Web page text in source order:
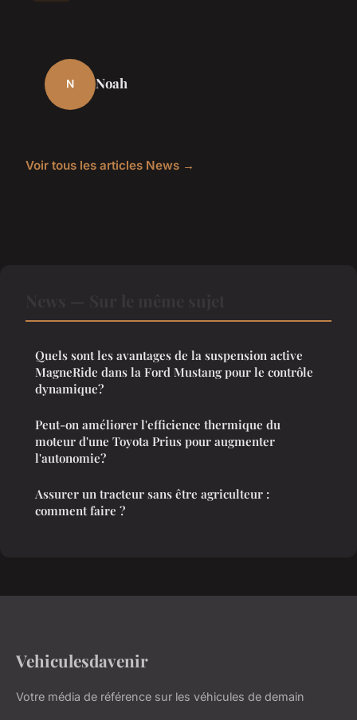
N Noah
Voir tous les articles News →
Quels sont les avantages de la suspension active
MagneRide dans la Ford Mustang pour le contrôle
dynamique?
Peut-on améliorer l'efficience thermique du
moteur d'une Toyota Prius pour augmenter
l'autonomie?
Assurer un tracteur sans être agriculteur :
comment faire ?
Vehiculesdavenir
Votre média de référence sur les véhicules de demain